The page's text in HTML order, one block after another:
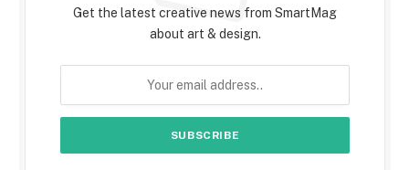
Get the latest creative news from SmartMag
about art & design.